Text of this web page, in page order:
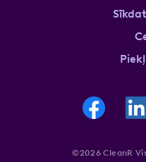
©2026 CleanR